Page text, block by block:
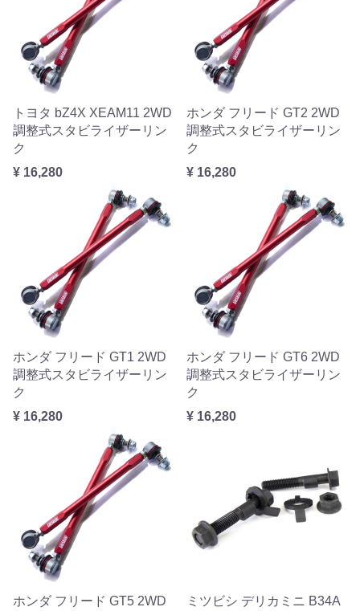
トヨタ bZ4X XEAM11 2WD
調整式スタビライザーリン
ク
¥ 16,280
ホンダ フリード GT2 2WD
調整式スタビライザーリン
ク
¥ 16,280
ホンダ フリード GT1 2WD
調整式スタビライザーリン
ク
¥ 16,280
ホンダ フリード GT6 2WD
調整式スタビライザーリン
ク
¥ 16,280
ホンダ フリード GT5 2WD
ミツビシ デリカミニ B34A